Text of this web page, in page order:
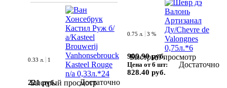
Быстрый просмотр
0.33 л. 1
221 руб. Достаточно
Быстрый просмотр
0.75 л. 3 %
909.90 руб.
Цена от 6 шт:
828.40 руб.
Достаточно